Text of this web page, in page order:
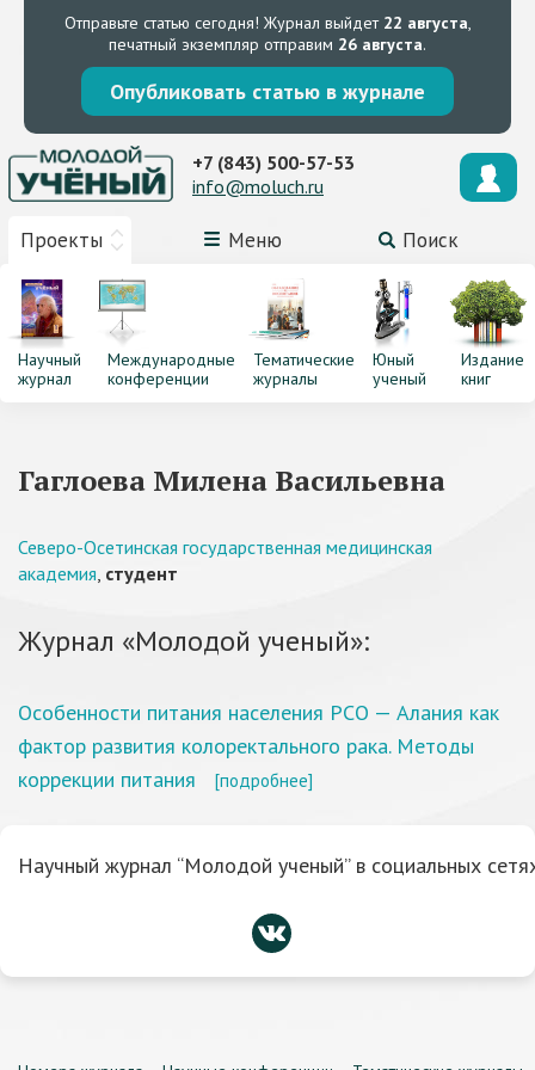
Отправьте статью сегодня! Журнал выйдет 22 августа,
печатный экземпляр отправим 26 августа.
Опубликовать статью в журнале
Проекты Меню Поиск
+7 (843) 500-57-53
info@moluch.ru
Научный
журнал
Международные
конференции
Тематические
журналы
Юный
ученый
Издание
книг
Гаглоева Милена Васильевна
Северо-Осетинская государственная медицинская
академия, студент
Журнал «Молодой ученый»:
Особенности питания населения РСО — Алания как
фактор развития колоректального рака. Методы
коррекции питания
[подробнее]
Научный журнал “Молодой ученый” в социальных